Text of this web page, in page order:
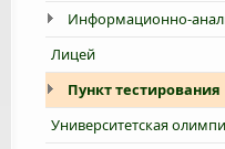
Информационно-
Лицей
Пункт тестирования
Университетская